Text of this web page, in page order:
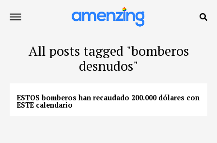
All posts tagged "bomberos
desnudos"
ESTOS bomberos han recaudado 200.000 dólares con
ESTE calendario